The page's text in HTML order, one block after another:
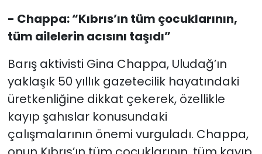
- Chappa: “Kıbrıs’ın tüm çocuklarının,
tüm ailelerin acısını taşıdı”
Barış aktivisti Gina Chappa, Uludağ’ın
yaklaşık 50 yıllık gazetecilik hayatındaki
üretkenliğine dikkat çekerek, özellikle
kayıp şahıslar konusundaki
çalışmalarının önemi vurguladı. Chappa,